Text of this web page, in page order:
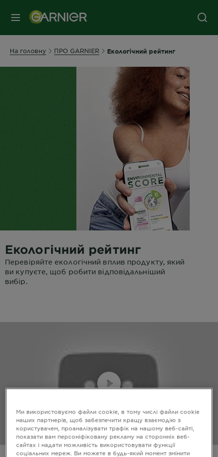
МЕНЮ
На головну ПРО GARNIER Екологічний рейтинг
Екологічний рейтинг
Перевіряйте екологічний вплив продукту, який
ви купуєте, щоб робити відповідальніший
вибір.
Ми використовуємо файли cookie, в тому числі файли cookie
наших партнерів, щоб забезпечити кращу взаємодію з
користувачем, проаналізувати трафік на нашому веб-сайті,
показати вам персоніфіковану рекламу на сторонніх веб-
сайтах і надати можливість використовувати функції
соціальних мереж. Ви можете в будь-який момент змінити